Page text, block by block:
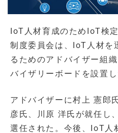
IoT人材育成のためIoT検
制度委員会は、IoT人材を
るためのアドバイザー組
バイザリーボードを設置し
アドバイザーに村上 憲郎
彦氏、川原 洋氏が就任し
選任された。今後、IoT人